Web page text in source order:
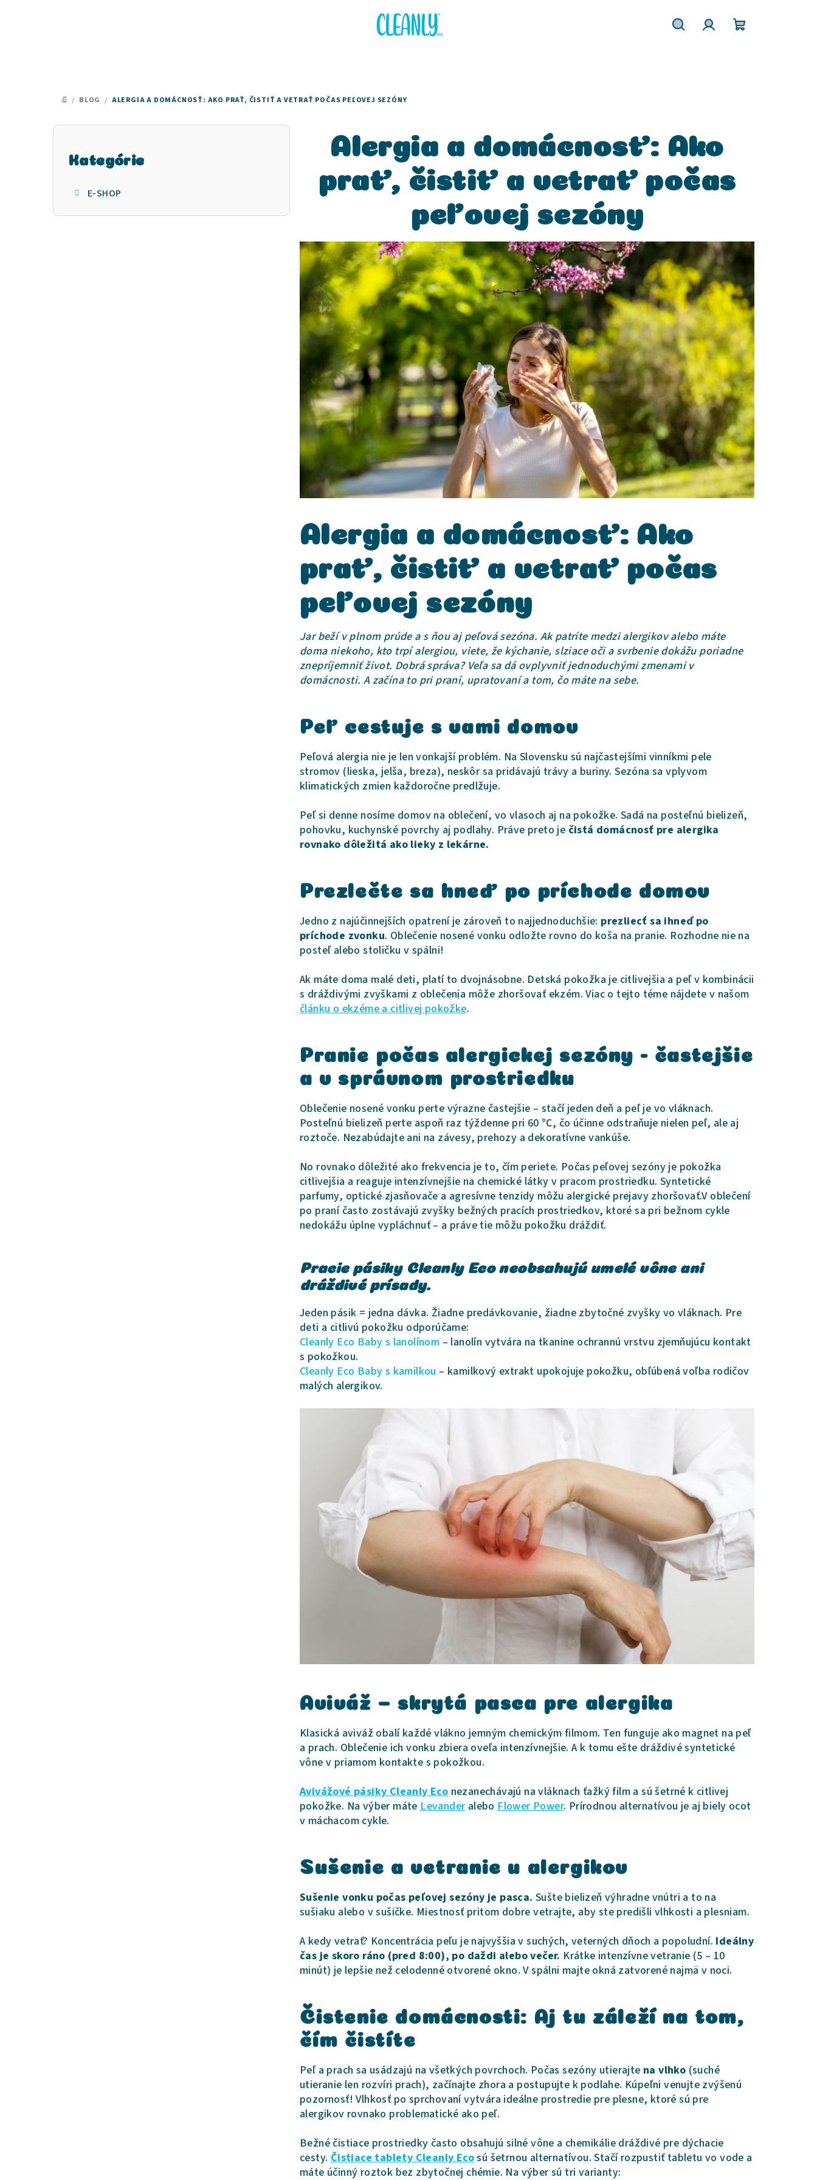
DOMOV
/ BLOG / ALERGIA A DOMÁCNOSŤ: AKO PRAŤ, ČISTIŤ A VETRAŤ POČAS PEĽOVEJ SEZÓNY
Preskočiť
kategórie
Kategórie
E-SHOP
Alergia a domácnosť: Ako
prať, čistiť a vetrať počas
peľovej sezóny
Alergia a domácnosť: Ako
prať, čistiť a vetrať počas
peľovej sezóny
Jar beží v plnom prúde a s ňou aj peľová sezóna. Ak patríte medzi alergikov alebo máte
doma niekoho, kto trpí alergiou, viete, že kýchanie, slziace oči a svrbenie dokážu poriadne
znepríjemniť život. Dobrá správa? Veľa sa dá ovplyvniť jednoduchými zmenami v
domácnosti. A začína to pri praní, upratovaní a tom, čo máte na sebe.
Peľ cestuje s vami domov
Peľová alergia nie je len vonkajší problém. Na Slovensku sú najčastejšími vinníkmi pele
stromov (lieska, jelša, breza), neskôr sa pridávajú trávy a buriny. Sezóna sa vplyvom
klimatických zmien každoročne predlžuje.
Peľ si denne nosíme domov na oblečení, vo vlasoch aj na pokožke. Sadá na posteľnú bielizeň,
pohovku, kuchynské povrchy aj podlahy. Práve preto je čistá domácnosť pre alergika
rovnako dôležitá ako lieky z lekárne.
Prezlečte sa hneď po príchode domov
Jedno z najúčinnejších opatrení je zároveň to najjednoduchšie: prezliecť sa ihneď po
príchode zvonku. Oblečenie nosené vonku odložte rovno do koša na pranie. Rozhodne nie na
posteľ alebo stoličku v spálni!
Ak máte doma malé deti, platí to dvojnásobne. Detská pokožka je citlivejšia a peľ v kombinácii
s dráždivými zvyškami z oblečenia môže zhoršovať ekzém. Viac o tejto téme nájdete v našom
článku o ekzéme a citlivej pokožke.
Pranie počas alergickej sezóny - častejšie
a v správnom prostriedku
Oblečenie nosené vonku perte výrazne častejšie – stačí jeden deň a peľ je vo vláknach.
Posteľnú bielizeň perte aspoň raz týždenne pri 60 °C, čo účinne odstraňuje nielen peľ, ale aj
roztoče. Nezabúdajte ani na závesy, prehozy a dekoratívne vankúše.
No rovnako dôležité ako frekvencia je to, čím periete. Počas peľovej sezóny je pokožka
citlivejšia a reaguje intenzívnejšie na chemické látky v pracom prostriedku. Syntetické
parfumy, optické zjasňovače a agresívne tenzidy môžu alergické prejavy zhoršovať.V oblečení
po praní často zostávajú zvyšky bežných pracích prostriedkov, ktoré sa pri bežnom cykle
nedokážu úplne vypláchnuť – a práve tie môžu pokožku dráždiť.
Pracie pásiky Cleanly Eco neobsahujú umelé vône ani
dráždivé prísady.
Jeden pásik = jedna dávka. Žiadne predávkovanie, žiadne zbytočné zvyšky vo vláknach. Pre
deti a citlivú pokožku odporúčame:
Cleanly Eco Baby s lanolínom – lanolín vytvára na tkanine ochrannú vrstvu zjemňujúcu kontakt
s pokožkou.
Cleanly Eco Baby s kamilkou – kamilkový extrakt upokojuje pokožku, obľúbená voľba rodičov
malých alergikov.
Aviváž – skrytá pasca pre alergika
Klasická aviváž obalí každé vlákno jemným chemickým filmom. Ten funguje ako magnet na peľ
a prach. Oblečenie ich vonku zbiera oveľa intenzívnejšie. A k tomu ešte dráždivé syntetické
vône v priamom kontakte s pokožkou.
Avivážové pásiky Cleanly Eco nezanechávajú na vláknach ťažký film a sú šetrné k citlivej
pokožke. Na výber máte Levander alebo Flower Power. Prírodnou alternatívou je aj biely ocot
v máchacom cykle.
Sušenie a vetranie u alergikov
Sušenie vonku počas peľovej sezóny je pasca. Sušte bielizeň výhradne vnútri a to na
sušiaku alebo v sušičke. Miestnosť pritom dobre vetrajte, aby ste predišli vlhkosti a plesniam.
A kedy vetrať? Koncentrácia peľu je najvyššia v suchých, veterných dňoch a popoludní. Ideálny
čas je skoro ráno (pred 8:00), po daždi alebo večer. Krátke intenzívne vetranie (5 – 10
minút) je lepšie než celodenné otvorené okno. V spálni majte okná zatvorené najmä v noci.
Čistenie domácnosti: Aj tu záleží na tom,
čím čistíte
Peľ a prach sa usádzajú na všetkých povrchoch. Počas sezóny utierajte na vlhko (suché
utieranie len rozvíri prach), začínajte zhora a postupujte k podlahe. Kúpeľni venujte zvýšenú
pozornosť! Vlhkosť po sprchovaní vytvára ideálne prostredie pre plesne, ktoré sú pre
alergikov rovnako problematické ako peľ.
Bežné čistiace prostriedky často obsahujú silné vône a chemikálie dráždivé pre dýchacie
cesty. Čistiace tablety Cleanly Ecosú šetrnou alternatívou. Stačí rozpustiť tabletu vo vode a
máte účinný roztok bez zbytočnej chémie. Na výber sú tri varianty: